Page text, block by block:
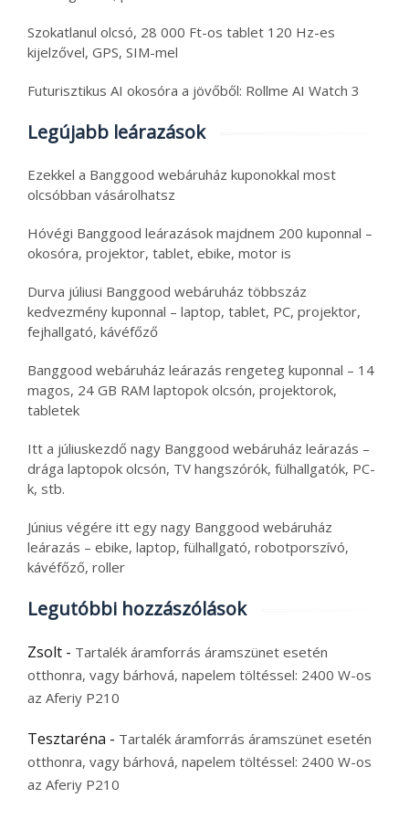
Szokatlanul olcsó, 28 000 Ft-os tablet 120 Hz-es
kijelzővel, GPS, SIM-mel
Futurisztikus AI okosóra a jövőből: Rollme AI Watch 3
Legújabb leárazások
Ezekkel a Banggood webáruház kuponokkal most
olcsóbban vásárolhatsz
Hóvégi Banggood leárazások majdnem 200 kuponnal –
okosóra, projektor, tablet, ebike, motor is
Durva júliusi Banggood webáruház többszáz
kedvezmény kuponnal – laptop, tablet, PC, projektor,
fejhallgató, kávéfőző
Banggood webáruház leárazás rengeteg kuponnal – 14
magos, 24 GB RAM laptopok olcsón, projektorok,
tabletek
Itt a júliuskezdő nagy Banggood webáruház leárazás –
drága laptopok olcsón, TV hangszórók, fülhallgatók, PC-
k, stb.
Június végére itt egy nagy Banggood webáruház
leárazás – ebike, laptop, fülhallgató, robotporszívó,
kávéfőző, roller
Legutóbbi hozzászólások
Zsolt - Tartalék áramforrás áramszünet esetén
otthonra, vagy bárhová, napelem töltéssel: 2400 W-os
az Aferiy P210
Tesztaréna - Tartalék áramforrás áramszünet esetén
otthonra, vagy bárhová, napelem töltéssel: 2400 W-os
az Aferiy P210